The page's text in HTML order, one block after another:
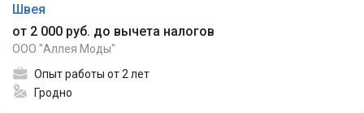
Швея
от 2 000 руб. до вычета налогов
ООО "Аллея Моды"
Опыт работы от 2 лет
Гродно